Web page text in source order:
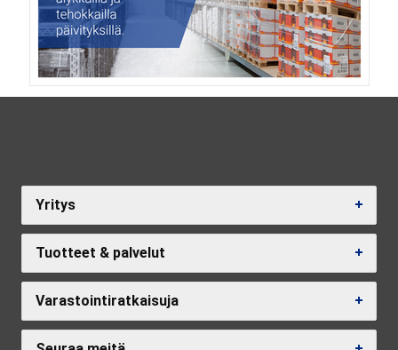
Yritys
Tuotteet & palvelut
Varastointiratkaisuja